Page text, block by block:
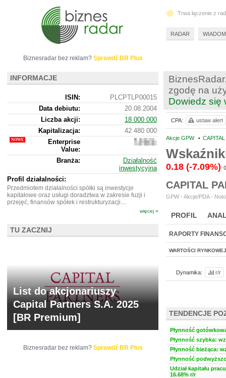
zgodę na
Dowiedz się
Akcje GPW •
0.18 (-7.09%)
CAPITAL
GPW - Akcje/PDA -
PROFIL
BR LAB
RAPORTY
WARTOŚCI RYNKOWEJ
Dynamika: r/r
TENDENCJE
Płynność
Płynność szybka:
Płynność bieżąca:
Płynność
Udział kapitału
16.68% r/r
CPA: ustaw alert
Biznesradar bez reklam? Sprawdź BR Plus
INFORMACJE
ISIN:
PLCPTLP00015
Data debiutu:
20.08.2004
Liczba akcji:
18 000 000
Kapitalizacja:
42 480 000
Enterprise
Value:
40
000
Branża:
Działalność
inwestycyjna
Profil działalności:
Przedmiotem działalności spółki są inwestycje
kapitałowe oraz usługi doradztwa w zakresie fuzji i
przejęć, finansów spółek i restrukturyzacji....
więcej »
TU ZACZNIJ
List do akcjonariuszy
Capital Partners S.A. 2025
[BR Premium]
Biznesradar bez reklam? Sprawdź BR Plus
Trwa łączenie z
RADAR